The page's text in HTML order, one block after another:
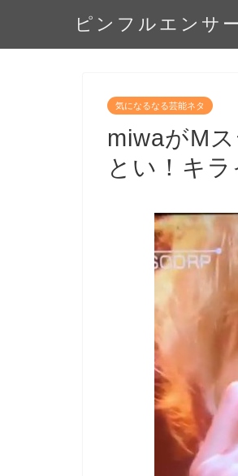
ピンフルエンサー
気になるなる芸能ネタ
miwaがM
とい！キ